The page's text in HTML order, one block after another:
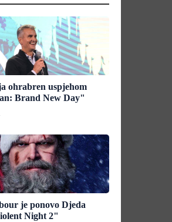
ohrabren uspjehom
Brand New Day"
je ponovo Djeda
Night 2"